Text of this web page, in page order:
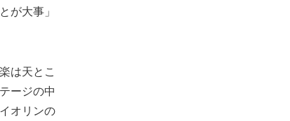
が大事」
は天とこ
ージの中
オリンの